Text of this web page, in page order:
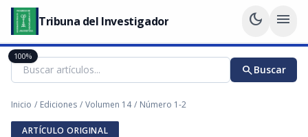
Tribuna del Investigador dark_mode menu
searchBuscar
Inicio / Ediciones / Volumen 14 / Número 1-2
ARTÍCULO ORIGINAL
100%